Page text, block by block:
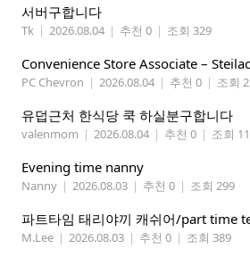
서버구합니다
Tk | 2026.08.04 | 추천 0 | 조회 329
PC Chevron | 2026.08.04 | 추천 0 | 조회
유덥근처 한식당 쿡 하실분구합니다
valenmom | 2026.08.04 | 추천 0 | 조회
Evening time nanny
Nanny | 2026.08.03 | 추천 0 | 조회 299
파트타임 태리야끼 캐쉬어/part time
M.Lee | 2026.08.03 | 추천 0 | 조회 389